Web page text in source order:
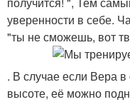
уверенности в себе.
"ты не сможешь, вот
. В случае если Вера
высоте, её можно